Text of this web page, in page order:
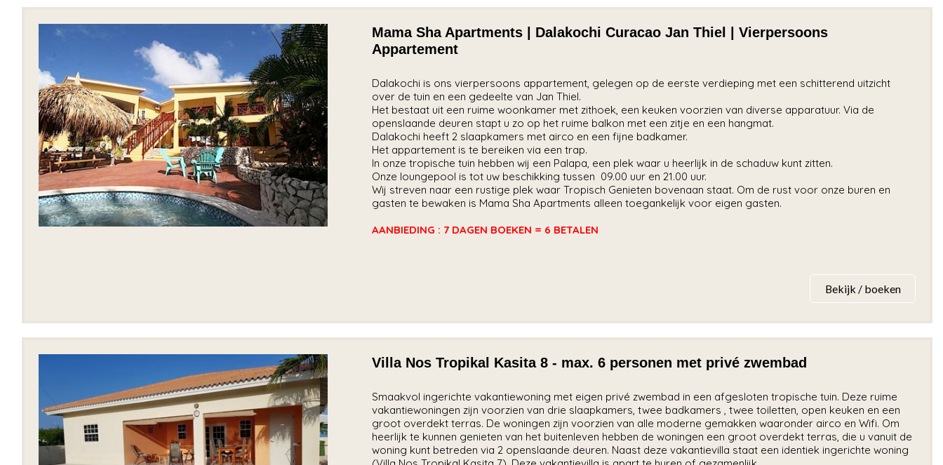
Mama Sha Apartments | Dalakochi Curacao Jan Thiel | Vierpersoons
Appartement
Dalakochi is ons vierpersoons appartement, gelegen op de eerste verdieping met een schitterend uitzicht
over de tuin en een gedeelte van Jan Thiel.
Het bestaat uit een ruime woonkamer met zithoek, een keuken voorzien van diverse apparatuur. Via de
openslaande deuren stapt u zo op het ruime balkon met een zitje en een hangmat.
Dalakochi heeft 2 slaapkamers met airco en een fijne badkamer.
Het appartement is te bereiken via een trap.
In onze tropische tuin hebben wij een Palapa, een plek waar u heerlijk in de schaduw kunt zitten.
Onze loungepool is tot uw beschikking tussen 09.00 uur en 21.00 uur.
Wij streven naar een rustige plek waar Tropisch Genieten bovenaan staat. Om de rust voor onze buren en
gasten te bewaken is Mama Sha Apartments alleen toegankelijk voor eigen gasten.
AANBIEDING : 7 DAGEN BOEKEN = 6 BETALEN
Bekijk / boeken
Villa Nos Tropikal Kasita 8 - max. 6 personen met privé zwembad
Smaakvol ingerichte vakantiewoning met eigen privé zwembad in een afgesloten tropische tuin. Deze ruime
vakantiewoningen zijn voorzien van drie slaapkamers, twee badkamers , twee toiletten, open keuken en een
groot overdekt terras. De woningen zijn voorzien van alle moderne gemakken waaronder airco en Wifi. Om
heerlijk te kunnen genieten van het buitenleven hebben de woningen een groot overdekt terras, die u vanuit de
woning kunt betreden via 2 openslaande deuren. Naast deze vakantievilla staat een identiek ingerichte woning